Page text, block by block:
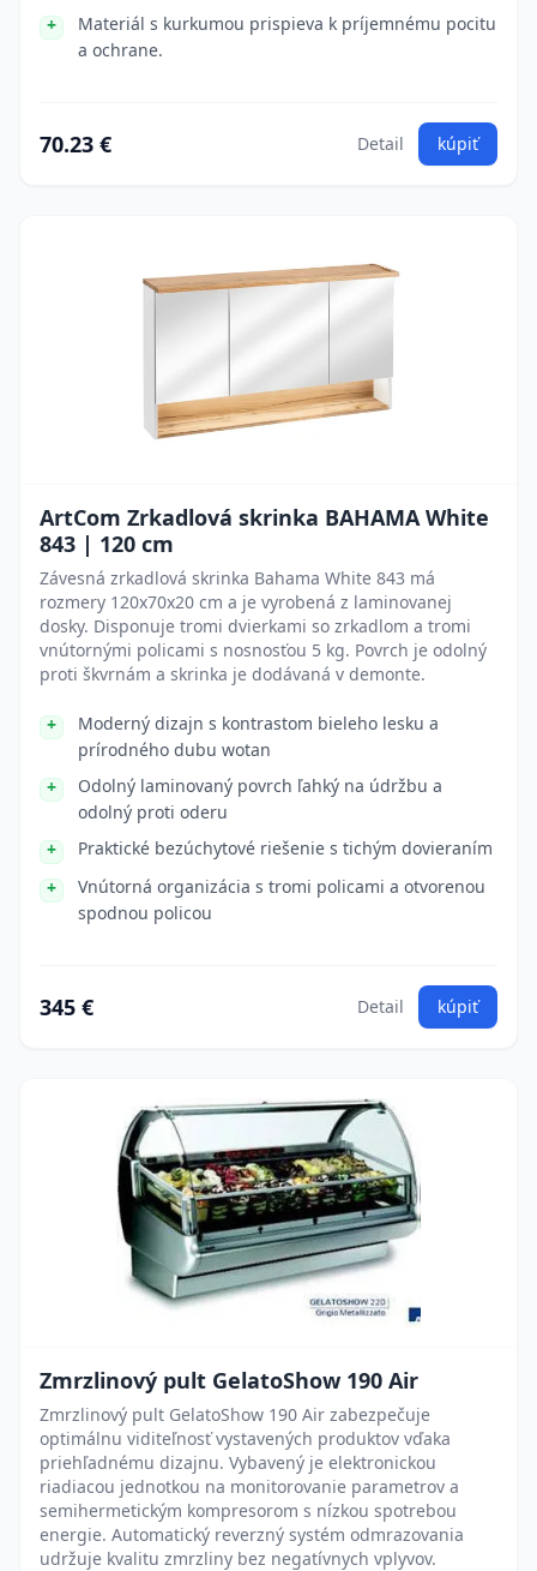
Materiál s kurkumou prispieva k príjemnému pocitu
a ochrane.
70.23 € Detail kúpiť
ArtCom Zrkadlová skrinka BAHAMA White
843 | 120 cm
Závesná zrkadlová skrinka Bahama White 843 má
rozmery 120x70x20 cm a je vyrobená z laminovanej
dosky. Disponuje tromi dvierkami so zrkadlom a tromi
vnútornými policami s nosnosťou 5 kg. Povrch je odolný
proti škvrnám a skrinka je dodávaná v demonte.
Moderný dizajn s kontrastom bieleho lesku a
prírodného dubu wotan
Odolný laminovaný povrch ľahký na údržbu a
odolný proti oderu
Praktické bezúchytové riešenie s tichým dovieraním
Vnútorná organizácia s tromi policami a otvorenou
spodnou policou
345 € Detail kúpiť
Zmrzlinový pult GelatoShow 190 Air
Zmrzlinový pult GelatoShow 190 Air zabezpečuje
optimálnu viditeľnosť vystavených produktov vďaka
priehľadnému dizajnu. Vybavený je elektronickou
riadiacou jednotkou na monitorovanie parametrov a
semihermetickým kompresorom s nízkou spotrebou
energie. Automatický reverzný systém odmrazovania
udržuje kvalitu zmrzliny bez negatívnych vplyvov.